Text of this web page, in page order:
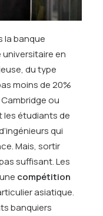
la banque
en
du type
moins de 20%
ou
les étudiants de
qui
Mais, sortir
suffisant. Les
compétition
asiatique.
banquiers